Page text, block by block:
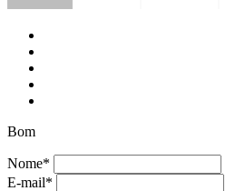
Bom
Nome*
E-mail*